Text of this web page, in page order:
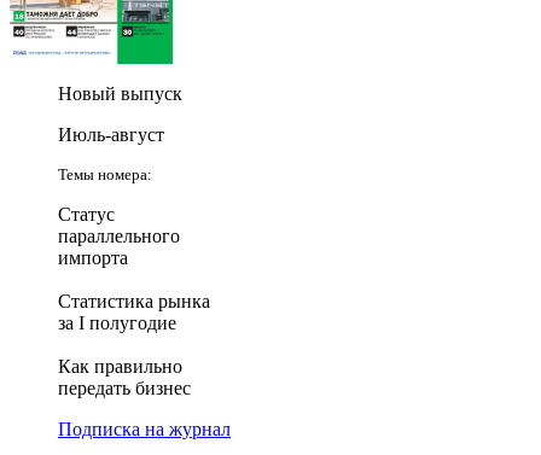
Новый выпуск
Июль-август
Темы номера:
Статус
параллельного
импорта
Статистика рынка
за I полугодие
Как правильно
передать бизнес
Подписка на журнал